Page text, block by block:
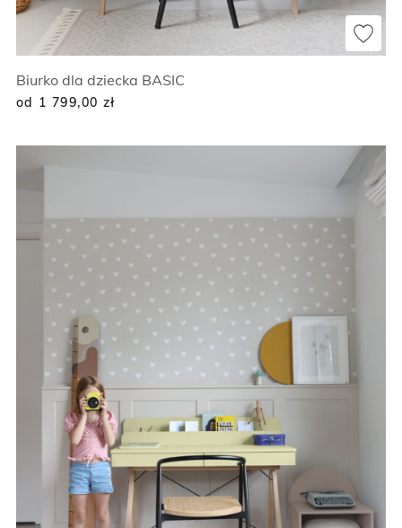
Biurko dla dziecka BASIC
od 1 799,00 zł